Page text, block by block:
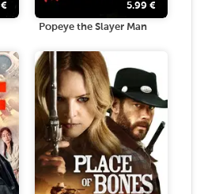
€ 5.99 €
Popeye the Slayer Man